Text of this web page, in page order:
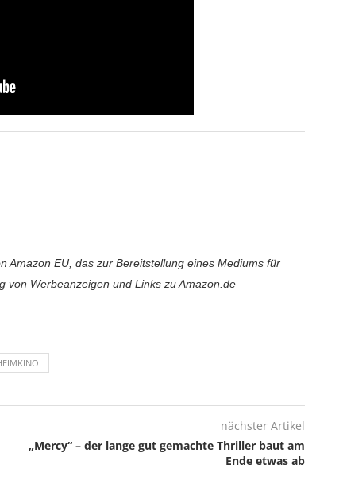
Amazon EU, das zur Bereitstellung eines Mediums für
von Werbeanzeigen und Links zu Amazon.de
nächster Artikel
„Mercy“ – der lange gut gemachte Thriller baut am
Ende etwas ab